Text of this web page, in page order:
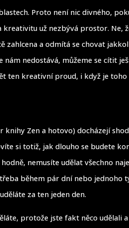
Proto není nic divného,
už nezbývá prostor. Ne,
zahlcena a odmítá se chovat
nám nedostává, můžeme se cítit
ten kreativní proud, i když je
knihy Zen a hotovo) docházejí
si totiž, jak dlouho se budete
nemusíte udělat všechno
během pár dní nebo jednoho
za ten jeden den.
protože jste fakt něco udělali